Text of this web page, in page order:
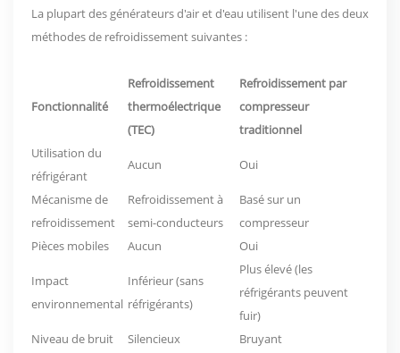
La plupart des générateurs d'air et d'eau utilisent l'une des deux
méthodes de refroidissement suivantes :
Fonctionnalité
Refroidissement
thermoélectrique
(TEC)
Refroidissement par
compresseur
traditionnel
Utilisation du
réfrigérant
Aucun Oui
Mécanisme de
refroidissement
Refroidissement à
semi-conducteurs
Basé sur un
compresseur
Pièces mobiles
Aucun Oui
Impact
environnemental
Inférieur (sans
réfrigérants)
Plus élevé (les
réfrigérants peuvent
fuir)
Niveau de bruit
Silencieux
Bruyant